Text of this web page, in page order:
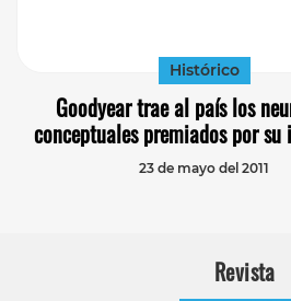
Histórico
Goodyear trae al país los
conceptuales premiados por
23 de mayo del 2011
Revista